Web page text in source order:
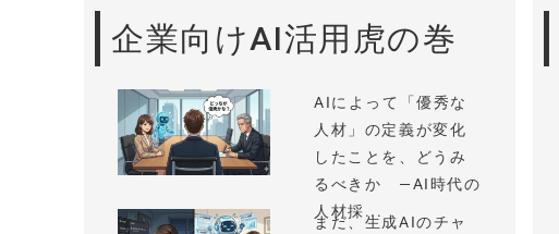
企業向けAI活用虎の巻
AIによって「優秀な
人材」の定義が変化
したことを、どうみ
るべきか —AI時代の
人材採...
まだ、生成AIのチャ